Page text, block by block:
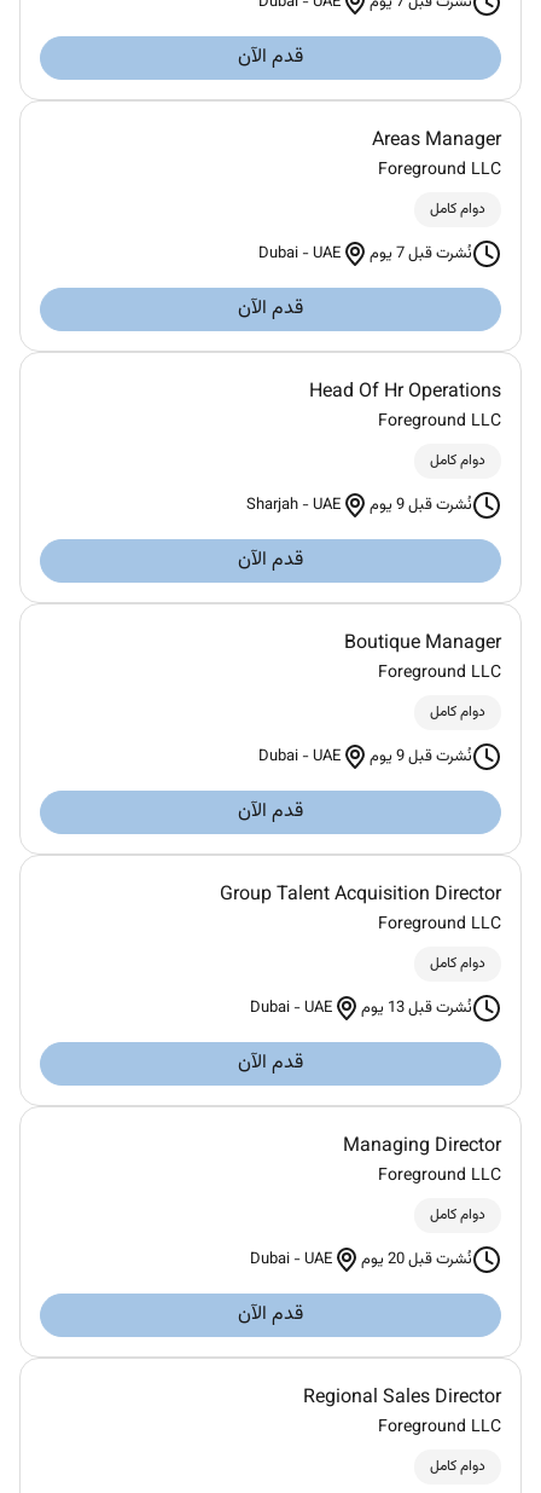
قدم الآن
Areas Manager
Foreground LLC
دوام كامل
نُشرت قبل 7 يوم Dubai -UAE
قدم الآن
Head Of Hr Operations
Foreground LLC
دوام كامل
نُشرت قبل 9 يوم Sharjah -UAE
قدم الآن
Boutique Manager
Foreground LLC
دوام كامل
نُشرت قبل 9 يوم Dubai -UAE
قدم الآن
Group Talent Acquisition Director
Foreground LLC
دوام كامل
نُشرت قبل 13 يوم Dubai -UAE
قدم الآن
Managing Director
Foreground LLC
دوام كامل
نُشرت قبل 20 يوم Dubai -UAE
قدم الآن
Regional Sales Director
Foreground LLC
دوام كامل